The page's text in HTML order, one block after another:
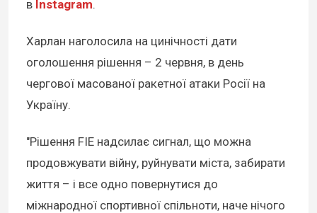
в Instagram.
Харлан наголосила на цинічності дати
оголошення рішення – 2 червня, в день
чергової масованої ракетної атаки Росії на
Україну.
"Рішення FIE надсилає сигнал, що можна
продовжувати війну, руйнувати міста, забирати
життя – і все одно повернутися до
міжнародної спортивної спільноти, наче нічого